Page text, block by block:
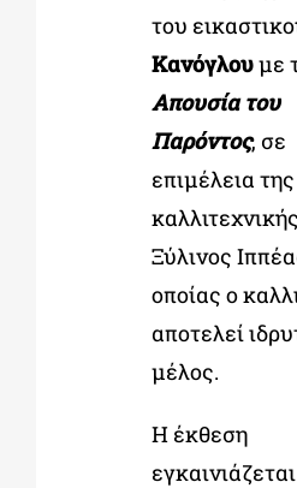
του
Κανόγλουμε
Απουσία του
Παρόντος, σε
επιμέλεια της
Ξύλινος
οποίας o
αποτελεί
μέλος.
Η έκθεση